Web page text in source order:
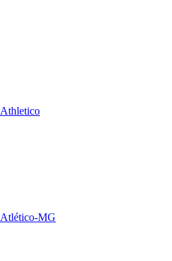
Athletico
Atlético-MG